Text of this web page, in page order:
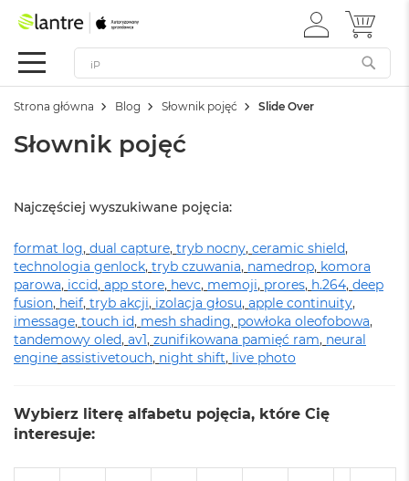
Apple
Festiwal
M
c
k
e
o
W
e
d
ł
u
o
l
r
ZALOGUJ
SIĘ
MÓJ
Strona główna Blog Słownik pojęć Slide Over
Słownik pojęć
Najczęściej wyszukiwane pojęcia:
format log, dual capture, tryb nocny, ceramic shield,
technologia genlock, tryb czuwania, namedrop, komora
parowa, iccid, app store, hevc, memoji, prores, h.264, deep
fusion, heif, tryb akcji, izolacja głosu, apple continuity,
imessage, touch id, mesh shading, powłoka oleofobowa,
tandemowy oled, av1, zunifikowana pamięć ram, neural
engine assistivetouch, night shift, live photo
Wybierz literę alfabetu pojęcia, które Cię
interesuje: